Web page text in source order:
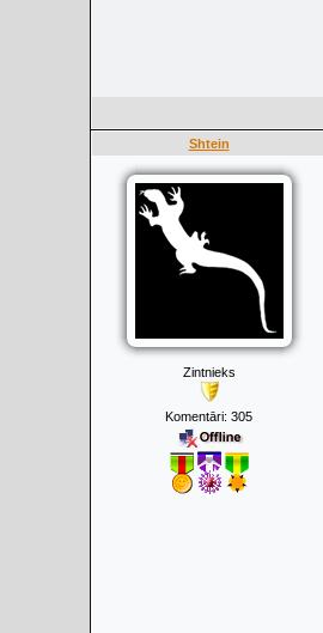
Shtein
Zintnieks
Komentāri: 305